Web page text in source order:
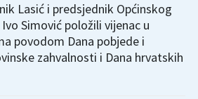
Lasić i predsjednik Općinskog
Simović položili vijenac u
povodom Dana pobjede i
zahvalnosti i Dana hrvatskih